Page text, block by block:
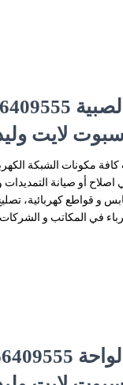
فني كهربائي منازل الصبية
سبوت لايت
مكونات الشبكة
اصلاح أو صيانة التمديدات
و قواطع كهربائية،
في المكاتب و
فني كهربائي منازل الواحة